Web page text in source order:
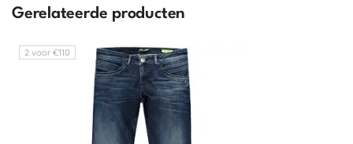
Gerelateerde producten
2 voor €110